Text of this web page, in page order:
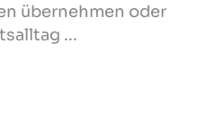
übernehmen oder
...